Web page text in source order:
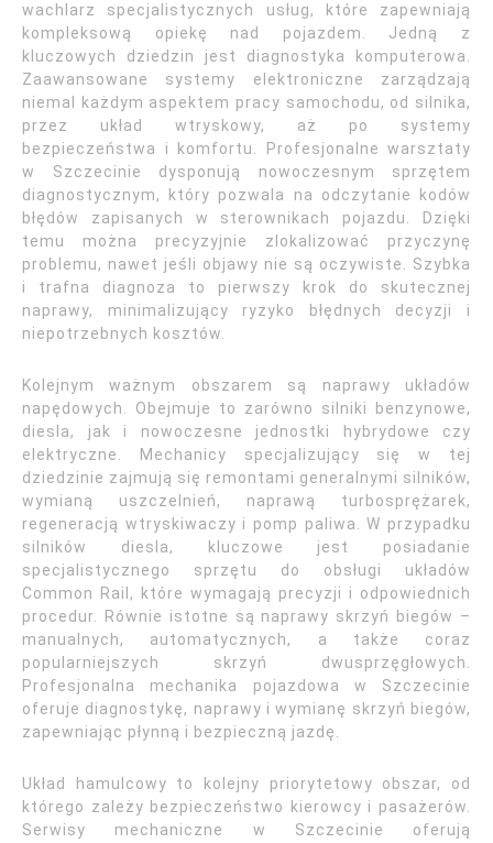
wachlarz specjalistycznych usług, które zapewniają
kompleksową opiekę nad pojazdem. Jedną z
kluczowych dziedzin jest diagnostyka komputerowa.
Zaawansowane systemy elektroniczne zarządzają
niemal każdym aspektem pracy samochodu, od silnika,
przez układ wtryskowy, aż po systemy
bezpieczeństwa i komfortu. Profesjonalne warsztaty
w Szczecinie dysponują nowoczesnym sprzętem
diagnostycznym, który pozwala na odczytanie kodów
błędów zapisanych w sterownikach pojazdu. Dzięki
temu można precyzyjnie zlokalizować przyczynę
problemu, nawet jeśli objawy nie są oczywiste. Szybka
i trafna diagnoza to pierwszy krok do skutecznej
naprawy, minimalizujący ryzyko błędnych decyzji i
niepotrzebnych kosztów.
Kolejnym ważnym obszarem są naprawy układów
napędowych. Obejmuje to zarówno silniki benzynowe,
diesla, jak i nowoczesne jednostki hybrydowe czy
elektryczne. Mechanicy specjalizujący się w tej
dziedzinie zajmują się remontami generalnymi silników,
wymianą uszczelnień, naprawą turbosprężarek,
regeneracją wtryskiwaczy i pomp paliwa. W przypadku
silników diesla, kluczowe jest posiadanie
specjalistycznego sprzętu do obsługi układów
Common Rail, które wymagają precyzji i odpowiednich
procedur. Równie istotne są naprawy skrzyń biegów –
manualnych, automatycznych, a także coraz
popularniejszych skrzyń dwusprzęgłowych.
Profesjonalna mechanika pojazdowa w Szczecinie
oferuje diagnostykę, naprawy i wymianę skrzyń biegów,
zapewniając płynną i bezpieczną jazdę.
Układ hamulcowy to kolejny priorytetowy obszar, od
którego zależy bezpieczeństwo kierowcy i pasażerów.
Serwisy mechaniczne w Szczecinie oferują